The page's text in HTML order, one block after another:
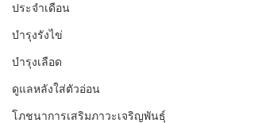
ประจำเดือน
บำรุงรังไข่
บำรุงเลือด
ดูแลหลังใส่ตัวอ่อน
โภชนาการเสริมภาวะเจริญพันธุ์